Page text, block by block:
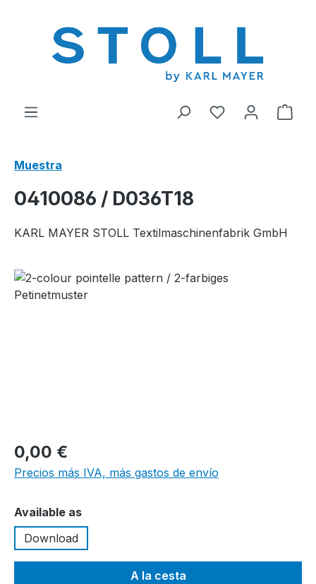
Tienes 0 El
Muestra
0410086 / D036T18
KARL MAYER STOLL Textilmaschinenfabrik GmbH
Omitir galería de imágenes
0,00 €
Precios más IVA, más gastos de envío
Seleccione
Available as
Download
A la cesta